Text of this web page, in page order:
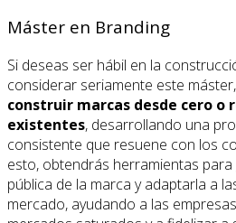
Máster en Branding
Si deseas ser hábil en la
considerar seriamente este
construir marcas desde cero o
existentes, desarrollando una
consistente que resuene con los
esto, obtendrás herramientas
pública de la marca y adaptarla a
mercado, ayudando a las